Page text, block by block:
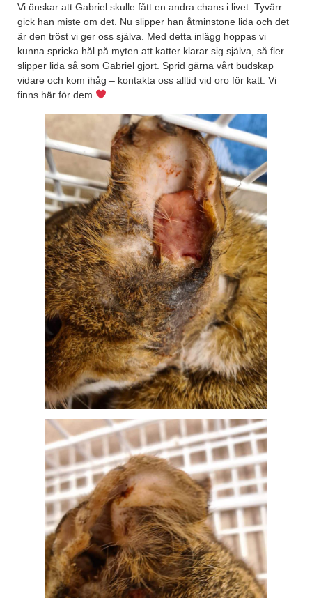
Vi önskar att Gabriel skulle fått en andra chans i livet. Tyvärr
gick han miste om det. Nu slipper han åtminstone lida och det
är den tröst vi ger oss själva. Med detta inlägg hoppas vi
kunna spricka hål på myten att katter klarar sig själva, så fler
slipper lida så som Gabriel gjort. Sprid gärna vårt budskap
vidare och kom ihåg – kontakta oss alltid vid oro för katt. Vi
finns här för dem